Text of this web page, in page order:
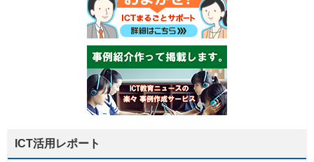
ICT活用レポート